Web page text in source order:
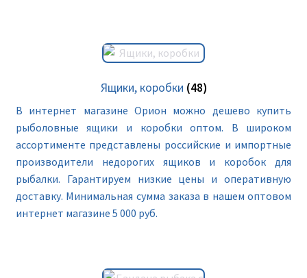
Ящики, коробки (48)
В интернет магазине Орион можно дешево купить
рыболовные ящики и коробки оптом. В широком
ассортименте представлены российские и импортные
производители недорогих ящиков и коробок для
рыбалки. Гарантируем низкие цены и оперативную
доставку. Минимальная сумма заказа в нашем оптовом
интернет магазине 5 000 руб.